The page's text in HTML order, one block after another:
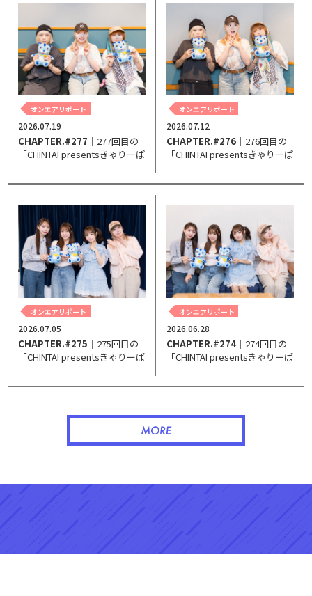
オンエアリポート
2026.07.19
CHAPTER.#277 ｜277回目の
「CHINTAI presentsきゃりーぱ
Your Heart～」。
オンエアリポート
2026.07.12
CHAPTER.#276 ｜276回目の
「CHINTAI presentsきゃりーぱ
Your Heart～」。
オンエアリポート
2026.07.05
CHAPTER.#275 ｜275回目の
「CHINTAI presentsきゃりーぱ
Your Heart～」。
オンエアリポート
2026.06.28
CHAPTER.#274｜274回目の
「CHINTAI presentsきゃりーぱ
Your Heart～」。